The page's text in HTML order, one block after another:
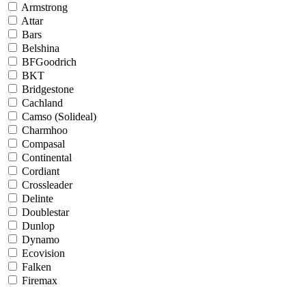
Armstrong
Attar
Bars
Belshina
BFGoodrich
BKT
Bridgestone
Cachland
Camso (Solideal)
Charmhoo
Compasal
Continental
Cordiant
Crossleader
Delinte
Doublestar
Dunlop
Dynamo
Ecovision
Falken
Firemax